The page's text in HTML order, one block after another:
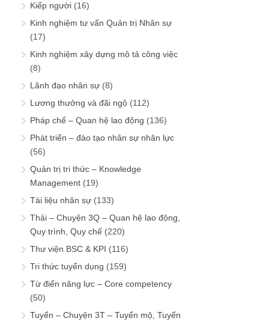
Kiếp người (16)
Kinh nghiệm tư vấn Quản trị Nhân sự
(17)
Kinh nghiệm xây dựng mô tả công việc
(8)
Lãnh đạo nhân sự (8)
Lương thưởng và đãi ngộ (112)
Pháp chế – Quan hệ lao động (136)
Phát triển – đào tạo nhân sự nhân lực
(56)
Quản trị tri thức – Knowledge
Management (19)
Tài liệu nhân sự (133)
Thải – Chuyện 3Q – Quan hệ lao động,
Quy trình, Quy chế (220)
Thư viện BSC & KPI (116)
Tri thức tuyển dụng (159)
Từ điển năng lực – Core competency
(50)
Tuyển – Chuyện 3T – Tuyển mộ, Tuyển